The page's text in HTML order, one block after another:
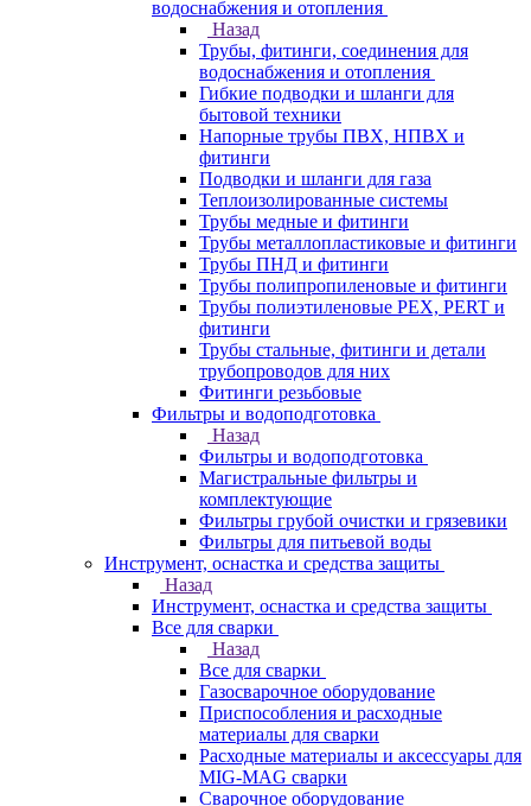
водоснабжения и отопления
Назад
Трубы, фитинги, соединения для
водоснабжения и отопления
Гибкие подводки и шланги для
бытовой техники
Напорные трубы ПВХ, НПВХ и
фитинги
Подводки и шланги для газа
Теплоизолированные системы
Трубы медные и фитинги
Трубы металлопластиковые и фитинги
Трубы ПНД и фитинги
Трубы полипропиленовые и фитинги
Трубы полиэтиленовые PEX, PERT и
фитинги
Трубы стальные, фитинги и детали
трубопроводов для них
Фитинги резьбовые
Фильтры и водоподготовка
Назад
Фильтры и водоподготовка
Магистральные фильтры и
комплектующие
Фильтры грубой очистки и грязевики
Фильтры для питьевой воды
Инструмент, оснастка и средства защиты
Назад
Инструмент, оснастка и средства защиты
Все для сварки
Назад
Все для сварки
Газосварочное оборудование
Приспособления и расходные
материалы для сварки
Расходные материалы и аксессуары для
MIG-MAG сварки
Сварочное оборудование